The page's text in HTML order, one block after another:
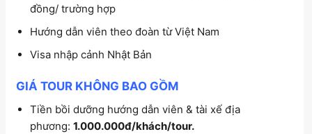
đồng/ trường hợp
Hướng dẫn viên theo đoàn từ Việt Nam
Visa nhập cảnh Nhật Bản
GIÁ TOUR KHÔNG BAO GỒM
Tiền bồi dưỡng hướng dẫn viên & tài xế địa
phương: 1.000.000đ/khách/tour.